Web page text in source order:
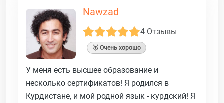
Nawzad
4 Отзывы
🥈 Очень хорошо
У меня есть высшее образование и
несколько сертификатов! Я родился в
Курдистане, и мой родной язык - курдский! Я